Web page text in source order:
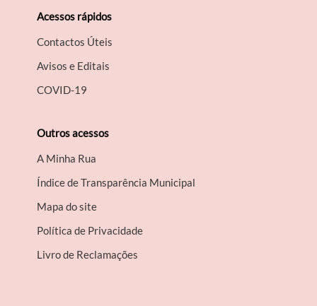
Acessos rápidos
Contactos Úteis
Avisos e Editais
COVID-19
Outros acessos
A Minha Rua
Índice de Transparência Municipal
Mapa do site
Política de Privacidade
Livro de Reclamações